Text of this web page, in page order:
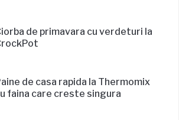
de primavara cu verdeturi la
de casa rapida la Thermomix
faina care creste singura